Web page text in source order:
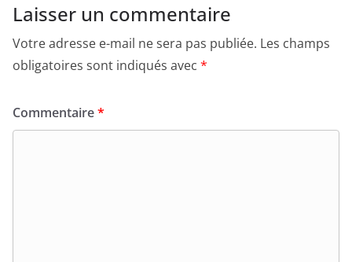
Laisser un commentaire
Votre adresse e-mail ne sera pas publiée. Les champs
obligatoires sont indiqués avec *
Commentaire*